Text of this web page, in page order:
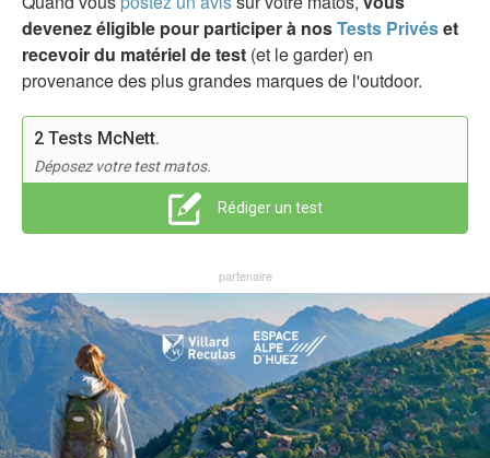
devenez éligible pour participer à nosTests Privéset
recevoir du matériel de test (et le garder) en
provenance des plus grandes marques de l'outdoor.
2 Tests McNett.
Déposez votre test matos.
Rédiger un test